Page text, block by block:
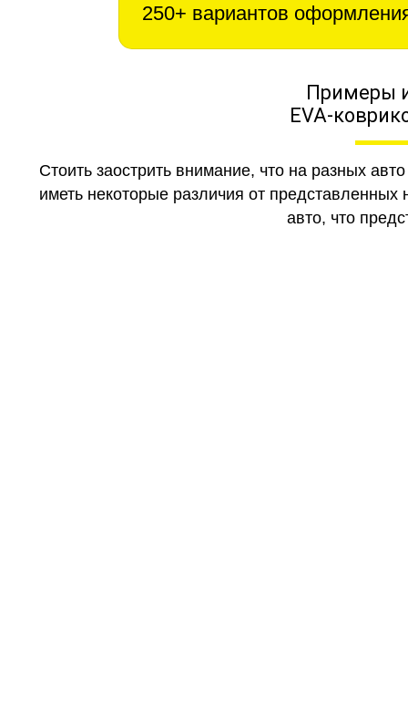
250+ вариантов
Примеры
EVA-
Стоить заострить внимание, что на разных
иметь некоторые различия от
авто, что